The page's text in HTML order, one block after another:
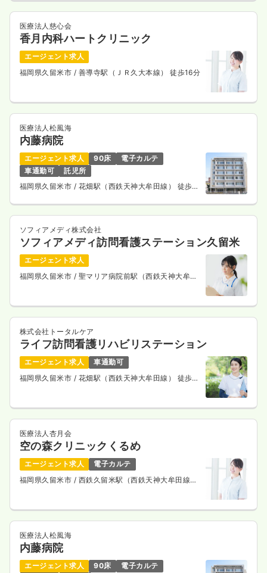
医療法人慈心会
香月内科ハートクリニック
エージェント求人
福岡県久留米市 / 善導寺駅（ＪＲ久大本線） 徒歩16分
医療法人松風海
内藤病院
エージェント求人 90床
電子カルテ
車通勤可
託児所
福岡県久留米市 / 花畑駅（西鉄天神大牟田線） 徒歩3
ソフィアメディ株式会社
ソフィアメディ訪問看護ステーション久留米
エージェント求人
福岡県久留米市 / 聖マリア病院前駅（西鉄天神大牟田
株式会社トータルケア
ライフ訪問看護リハビリステーション
エージェント求人
車通勤可
福岡県久留米市 / 花畑駅（西鉄天神大牟田線） 徒歩6
医療法人杏月会
空の森クリニックくるめ
エージェント求人
電子カルテ
福岡県久留米市 / 西鉄久留米駅（西鉄天神大牟田線）
医療法人松風海
内藤病院
エージェント求人 90床 電子カルテ